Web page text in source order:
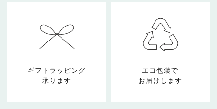
ギフトラッピング
承ります
エコ包装で
お届けします